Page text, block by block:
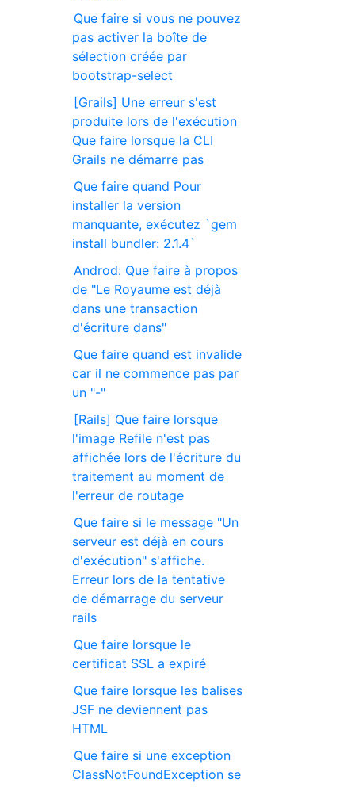
Que faire si vous ne pouvez
pas activer la boîte de
sélection créée par
bootstrap-select
[Grails] Une erreur s'est
produite lors de l'exécution
Que faire lorsque la CLI
Grails ne démarre pas
Que faire quand Pour
installer la version
manquante, exécutez `gem
install bundler: 2.1.4`
Androd: Que faire à propos
de "Le Royaume est déjà
dans une transaction
d'écriture dans"
Que faire quand est invalide
car il ne commence pas par
un "-"
[Rails] Que faire lorsque
l'image Refile n'est pas
affichée lors de l'écriture du
traitement au moment de
l'erreur de routage
Que faire si le message "Un
serveur est déjà en cours
d'exécution" s'affiche.
Erreur lors de la tentative
de démarrage du serveur
rails
Que faire lorsque le
certificat SSL a expiré
Que faire lorsque les balises
JSF ne deviennent pas
HTML
Que faire si une exception
ClassNotFoundException se